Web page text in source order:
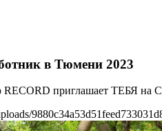
в Тюмени 2023
RECORD приглашает ТЕБЯ на